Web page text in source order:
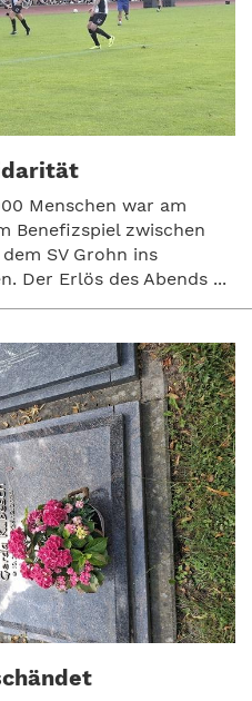
Menschen war am
Benefizspiel zwischen
SV Grohn ins
Der Erlös des Abends ...